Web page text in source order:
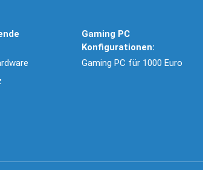
Gaming PC
Konfigurationen:
Gaming PC für 1000 Euro